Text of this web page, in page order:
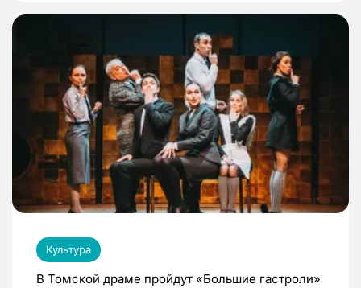
Культура
В Томской драме пройдут «Большие гастроли»